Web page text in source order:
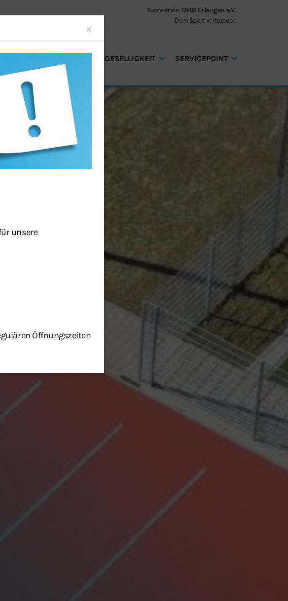
Turnverein 1848 Erlangen e.V.
Dem Sport verbunden.
VERANSTALTUNGEN UND GESELLIGKEIT SERVICEPOINT
×
unsere
Öffnungszeiten